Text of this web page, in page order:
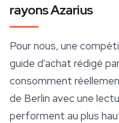
rayons Azarius
Pour nous, une
guide d'achat rédigé
consomment
de Berlin avec une
performent au plus